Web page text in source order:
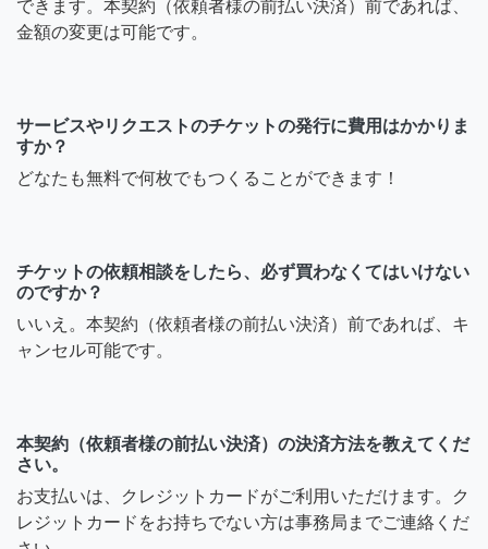
できます。本契約（依頼者様の前払い決済）前であれば、
金額の変更は可能です。
サービスやリクエストのチケットの発行に費用はかかりま
すか？
どなたも無料で何枚でもつくることができます！
チケットの依頼相談をしたら、必ず買わなくてはいけない
のですか？
いいえ。本契約（依頼者様の前払い決済）前であれば、キ
ャンセル可能です。
本契約（依頼者様の前払い決済）の決済方法を教えてくだ
さい。
お支払いは、クレジットカードがご利用いただけます。ク
レジットカードをお持ちでない方は事務局までご連絡くだ